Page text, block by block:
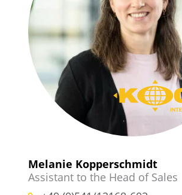
Melanie Kopperschmidt
Assistant to the Head of Sales